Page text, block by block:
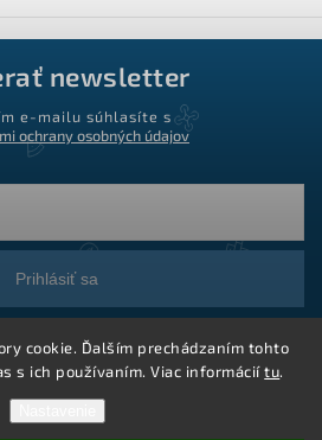
cookie. Ďalším prechádzaním tohto
s ich používaním. Viac informáciítu.
newsletter
e-mailu súhlasíte s
ochrany osobných údajov
Prihlásiť sa